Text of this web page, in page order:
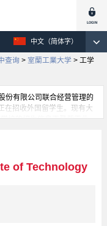
中文（简体字）
查询 > 室蘭工業大学 > 工学
份有限公司联合经营管理的
在招收外国留学生。现有大
校的招生信息正登载于此
绍、联系方式等外国留学
。 of Technology